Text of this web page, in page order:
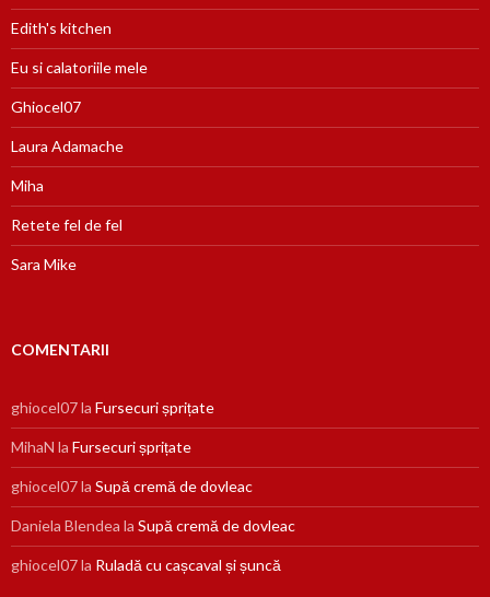
Edith's kitchen
Eu si calatoriile mele
Ghiocel07
Laura Adamache
Miha
Retete fel de fel
Sara Mike
COMENTARII
ghiocel07la Fursecuri șprițate
MihaN la Fursecuri șprițate
ghiocel07la Supă cremă de dovleac
Daniela Blendea la Supă cremă de dovleac
ghiocel07la Ruladă cu cașcaval și șuncă